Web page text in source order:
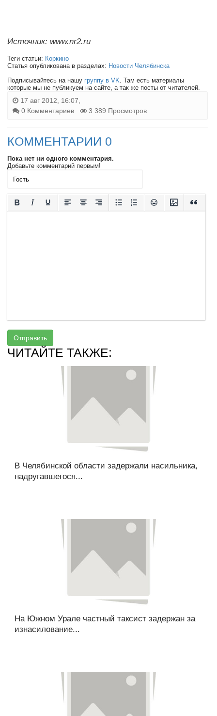
Источник: www.nr2.ru
Теги статьи: Коркино
Статья опубликована в разделах: Новости Челябинска
Подписывайтесь на нашу группу в VK. Там есть материалы
которые мы не публикуем на сайте, а так же посты от читателей.
17 авг 2012, 16:07,
0 Комментариев
3 389 Просмотров
КОММЕНТАРИИ 0
Пока нет ни одного комментария.
Добавьте комментарий первым!
Отправить
ЧИТАЙТЕ ТАКЖЕ:
В Челябинской области задержали насильника,
надругавшегося...
На Южном Урале частный таксист задержан за
изнасилование...